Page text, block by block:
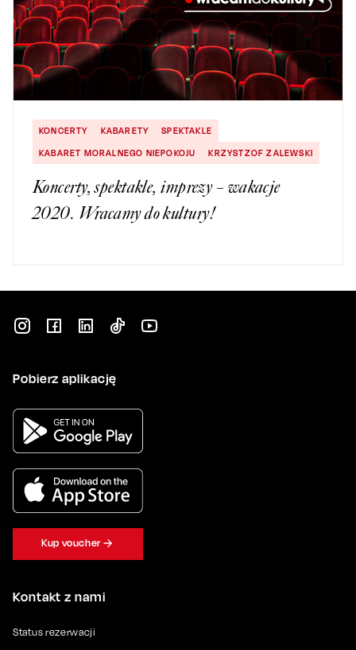
KONCERTY KABARETY
SPEKTAKLE
KABARET MORALNEGO NIEPOKOJU
KRZYSTZOF ZALEWSKI
Koncerty, spektakle, imprezy – wakacje
2020. Wracamy do kultury!
Kontakt z nami
Status rezerwacji
Pobierz aplikację
Kup voucher